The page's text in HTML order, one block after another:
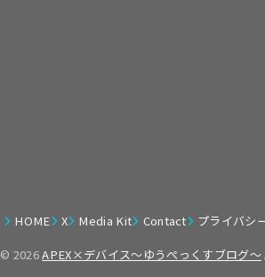
HOME X Media Kit Contact プライバシ
© 2026APEX×デバイス～ゆうぺっくすブログ～